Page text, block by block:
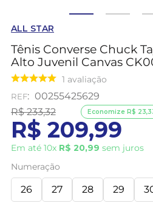
ALL STAR
Tênis Converse Chuck
Alto Juvenil Canvas
1 avaliação
: 00255425629
R$ 233,32
R$ 209,99
Em até 10x R$ 20,99 sem juros
Economize R$ 23,
Numeração
26 27 28 29